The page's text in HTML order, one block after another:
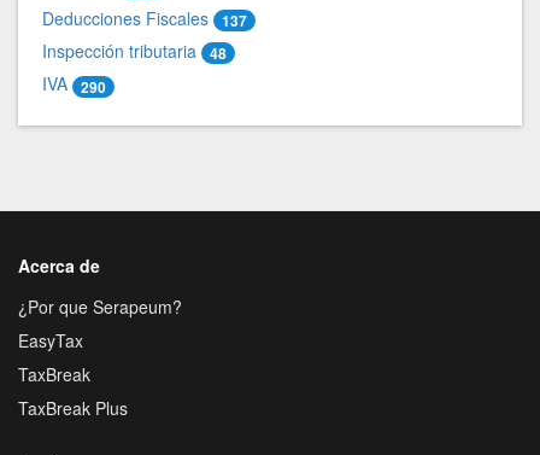
Deducciones Fiscales 137
Inspección tributaria 48
IVA 290
Acerca de
¿Por que Serapeum?
EasyTax
TaxBreak
TaxBreak Plus